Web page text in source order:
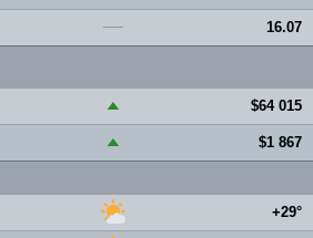
— 16.07
▲ $64 015
▲ $1 867
+29°